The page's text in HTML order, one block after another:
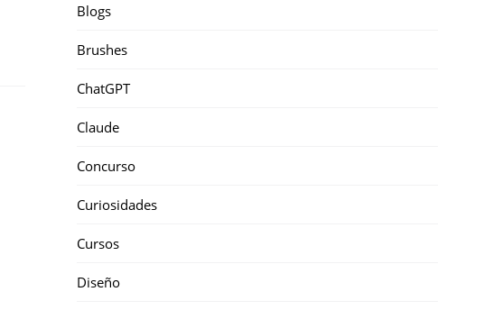
Blogs
Brushes
ChatGPT
Claude
Concurso
Curiosidades
Cursos
Diseño